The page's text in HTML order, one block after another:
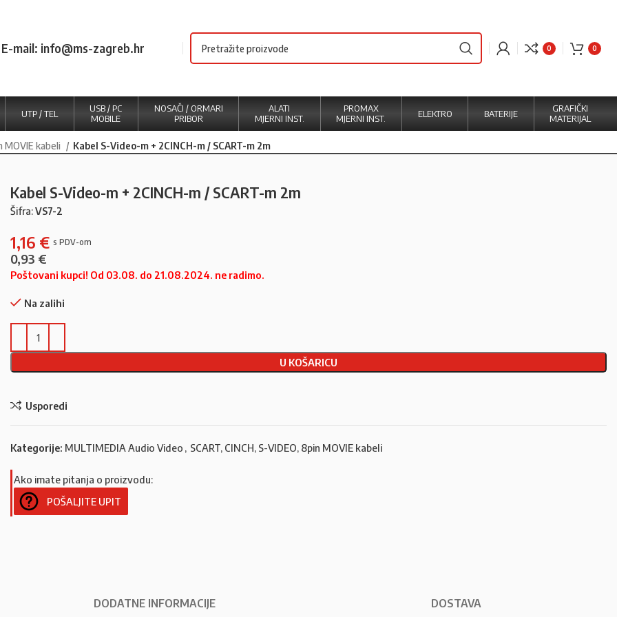
E-mail: info@ms-zagreb.hr 0 0
UTP / TEL
USB / PC
MOBILE
NOSAČI / ORMARI
PRIBOR
ALATI
MJERNI INST.
PROMAX
MJERNI INST.
ELEKTRO BATERIJE
GRAFIČKI
MATERIJAL
MOVIE kabeli Kabel S-Video-m + 2CINCH-m / SCART-m 2m
Kabel S-Video-m + 2CINCH-m / SCART-m 2m
Šifra:VS7-2
1,16 €
0,93 €
Poštovani kupci! Od 03.08. do 21.08.2024. ne radimo.
Na zalihi
U KOŠARICU
Usporedi
Kategorije: MULTIMEDIA Audio Video , SCART, CINCH, S-VIDEO, 8pin MOVIE kabeli
Ako imate pitanja o proizvodu:
POŠALJITE UPIT
DODATNE INFORMACIJE DOSTAVA